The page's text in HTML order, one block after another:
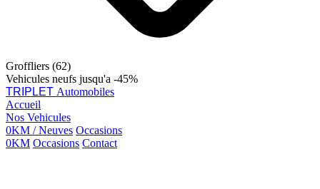
Groffliers (62)
Vehicules neufs jusqu'a -45%
TRIPLET Automobiles
Accueil
Nos Vehicules
0KM / Neuves Occasions
0KM Occasions Contact